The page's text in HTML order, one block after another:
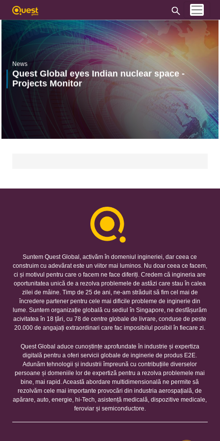
News
Quest Global eyes Indian nuclear space -
Projects Monitor
Suntem Quest Global, activăm în domeniul ingineriei, dar ceea ce
construim cu adevărat este un viitor mai luminos. Nu doar ceea ce facem,
ci și motivul pentru care o facem ne face diferiți. Credem că ingineria are
oportunitatea unică de a rezolva problemele de astăzi care stau în calea
zilei de mâine. Timp de 25 de ani, ne-am străduit să fim cel mai de
încredere partener pentru cele mai dificile probleme de inginerie din
lume. Suntem organizație globală cu sediul în Singapore, ne desfășurăm
acivitatea în 18 țări, cu 78 de centre globale de livrare, conduse de peste
20.000 de angajați extraordinari care fac imposibilul posibil în fiecare zi.
Quest Global aduce cunoștințe aprofundate în industrie și expertiza
digitală pentru a oferi servicii globale de inginerie de produs E2E.
Adunăm tehnologii și industrii împreună cu contribuțiile diverselor
persoane și domeniile lor de expertiză pentru a rezolva problemele mai
bine, mai rapid. Această abordare multidimensională ne permite să
rezolvăm cele mai importante provocări din industria aerospațială, de
apărare, auto, energie, hi-Tech, asistență medicală, dispozitive medicale,
feroviar și semiconductore.